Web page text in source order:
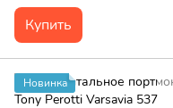
Купить
Новинка